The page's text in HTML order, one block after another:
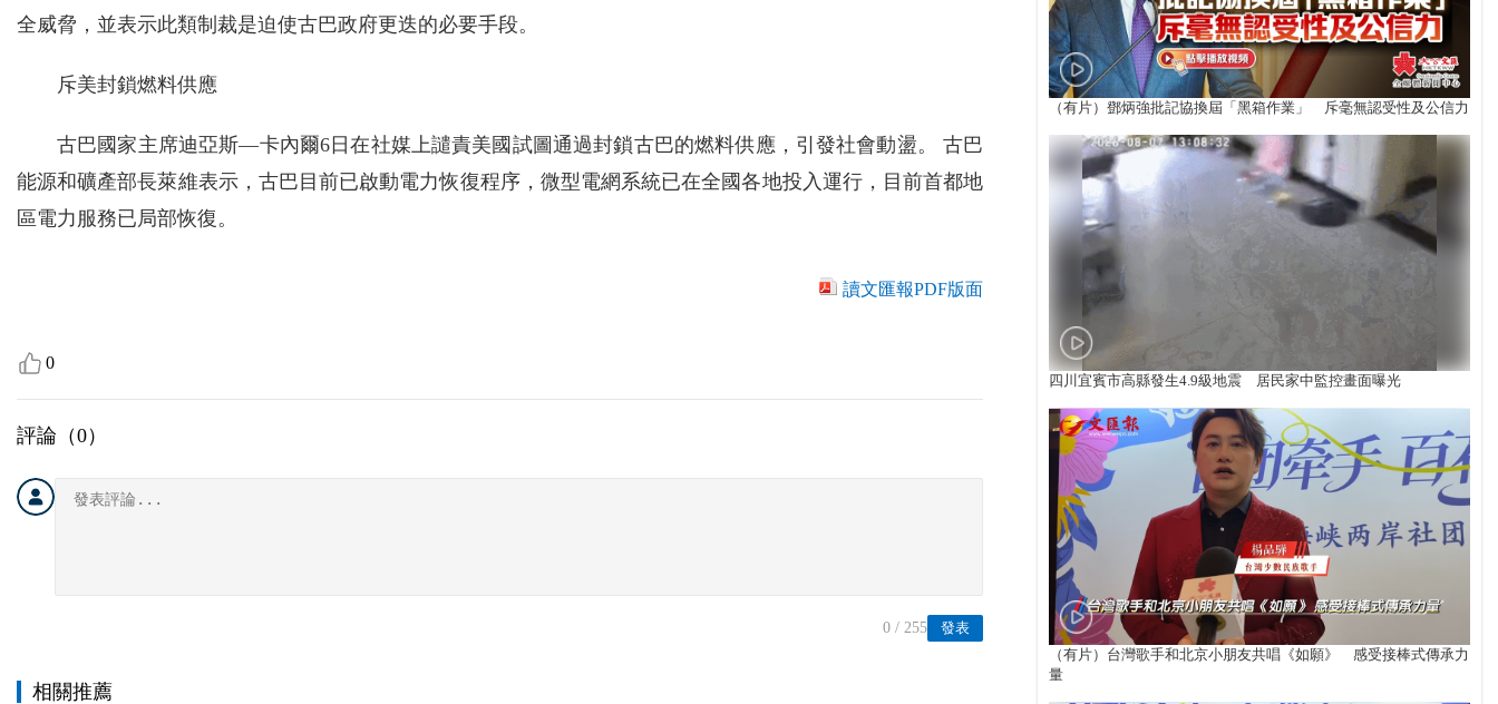
全威脅，並表示此類制裁是迫使古巴政府更迭的必要手段。
斥美封鎖燃料供應
古巴國家主席迪亞斯—卡內爾6日在社媒上譴責美國試圖通過封鎖古巴的燃料供應，引發社會動盪。 古巴
能源和礦產部長萊維表示，古巴目前已啟動電力恢復程序，微型電網系統已在全國各地投入運行，目前首都地
區電力服務已局部恢復。
讀文匯報PDF版面
0
評論（0）
發表
0 / 255
相關推薦
（有片）鄧炳強批記協換屆「黑箱作業」 斥毫無認受性及公信力
四川宜賓市高縣發生4.9級地震 居民家中監控畫面曝光
（有片）台灣歌手和北京小朋友共唱《如願》 感受接棒式傳承力
量